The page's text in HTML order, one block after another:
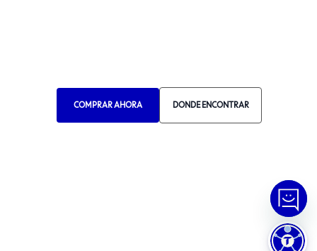
COMPRAR AHORA DONDE ENCONTRAR
RA 1000